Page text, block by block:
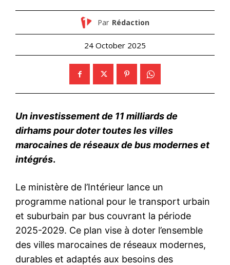
Par Rédaction
24 October 2025
Un investissement de 11 milliards de
dirhams pour doter toutes les villes
marocaines de réseaux de bus modernes et
intégrés.
Le ministère de l’Intérieur lance un
programme national pour le transport urbain
et suburbain par bus couvrant la période
2025-2029. Ce plan vise à doter l’ensemble
des villes marocaines de réseaux modernes,
durables et adaptés aux besoins des